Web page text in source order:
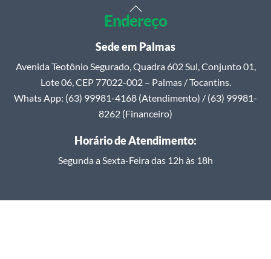
Back
To
Top
Endereço
Sede em Palmas
Avenida Teotônio Segurado, Quadra 602 Sul, Conjunto 01,
Lote 06, CEP 77022-002 – Palmas / Tocantins.
Whats App: (63) 99981-4168 (Atendimento) / (63) 99981-
8262 (Financeiro)
Horário de Atendimento:
Segunda a Sexta-Feira das 12h às 18h